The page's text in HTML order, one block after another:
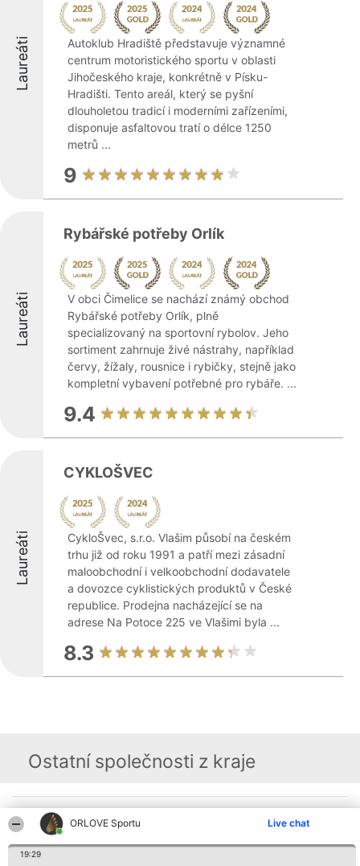
ORLOVE Sportu Live chat
19:29
Laureáti
Autoklub Hradiště představuje významné
centrum motoristického sportu v oblasti
Jihočeského kraje, konkrétně v Písku-
Hradišti. Tento areál, který se pyšní
dlouholetou tradicí i moderními zařízeními,
disponuje asfaltovou tratí o délce 1250
metrů ...
9
Laureáti
Rybářské potřeby Orlík
V obci Čimelice se nachází známý obchod
Rybářské potřeby Orlík, plně
specializovaný na sportovní rybolov. Jeho
sortiment zahrnuje živé nástrahy, například
červy, žížaly, rousnice i rybičky, stejně jako
kompletní vybavení potřebné pro rybáře. ...
9.4
Laureáti
CYKLOŠVEC
CykloŠvec, s.r.o. Vlašim působí na českém
trhu již od roku 1991 a patří mezi zásadní
maloobchodní i velkoobchodní dodavatele
a dovozce cyklistických produktů v České
republice. Prodejna nacházející se na
adrese Na Potoce 225 ve Vlašimi byla ...
8.3
Ostatní společnosti z kraje
Organizátor hlasování
Bright Side Solutions sp. z o.
ul. Ruska 22
laureátů